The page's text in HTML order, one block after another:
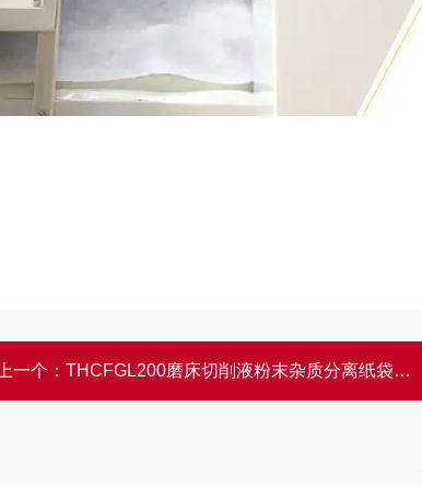
一个： THCFGL200磨床切削液粉末杂质分离纸袋过滤机